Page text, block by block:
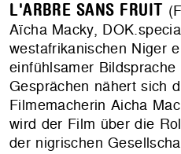
L'ARBRE SANS FRUIT
Aïcha Macky,
westafrikanischen Niger
einfühlsamer
Gesprächen nähert sich
Filmemacherin Aicha
wird der Film über die
der nigrischen